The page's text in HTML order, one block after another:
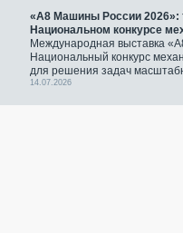
«А8 Машины России 2026»:
Национальном конкурсе
Международная выставка
Национальный конкурс
для решения задач
14.07.2026